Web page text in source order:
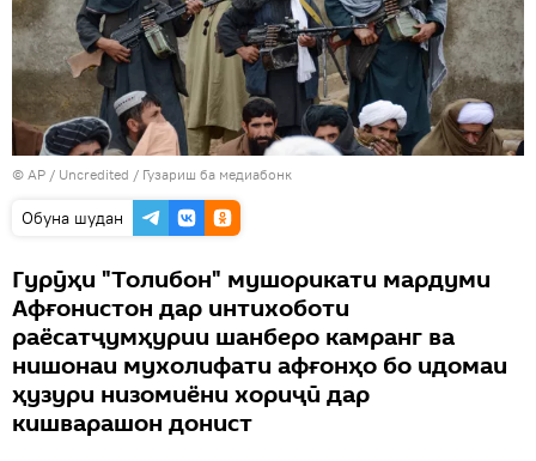
© AP / Uncredited / Гузариш ба медиабонк
Обуна шудан
Гурӯҳи "Толибон" мушорикати мардуми
Афғонистон дар интихоботи
раёсатҷумҳурии шанберо камранг ва
нишонаи мухолифати афғонҳо бо идомаи
ҳузури низомиёни хориҷӣ дар
кишварашон донист